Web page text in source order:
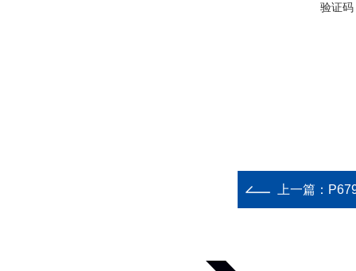
验证码
上一篇：